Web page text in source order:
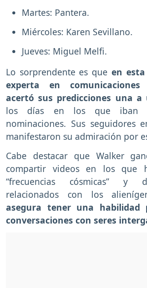
Martes: Pantera.
Miércoles: Karen Sevillano.
Jueves: Miguel Melfi.
Lo sorprendente es que en
experta en comunicaciones
acertó sus predicciones una a
los días en los que iban
nominaciones. Sus seguidores
manifestaron su admiración por
Cabe destacar que Walker
compartir videos en los que
“frecuencias cósmicas” y
relacionados con los
asegura tener una habilidad
conversaciones con seres